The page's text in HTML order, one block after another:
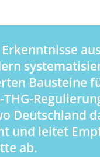
Bausteine
THG-
Deutschland
und leitet
ab.